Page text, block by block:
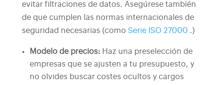
evitar filtraciones de datos. Asegúrese también
de que cumplen las normas internacionales de
seguridad necesarias (como Serie ISO 27000 .)
Modelo de precios: Haz una preselección de
empresas que se ajusten a tu presupuesto, y
no olvides buscar costes ocultos y cargos